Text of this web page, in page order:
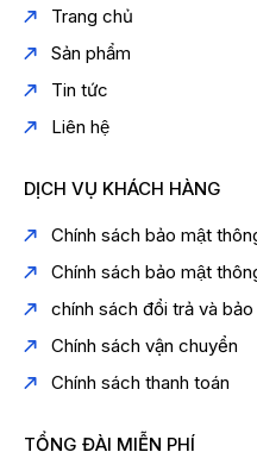
Trang chủ
Sản phẩm
Tin tức
Liên hệ
DỊCH VỤ KHÁCH HÀNG
Chính sách bảo mật
Chính sách bảo mật
chính sách đổi trả và bảo
Chính sách vận chuyển
Chính sách thanh toán
TỔNG ĐÀI MIỄN PHÍ